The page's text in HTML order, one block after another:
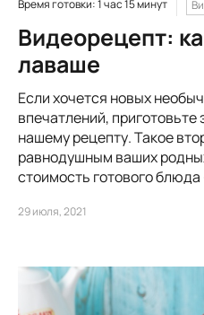
Время готовки: 1 час 15 минут
Видеорецепт:
лаваше
Если хочется новых
впечатлений,
нашему рецепту. Такое
равнодушным ваших
стоимость готового
29 июля, 2021